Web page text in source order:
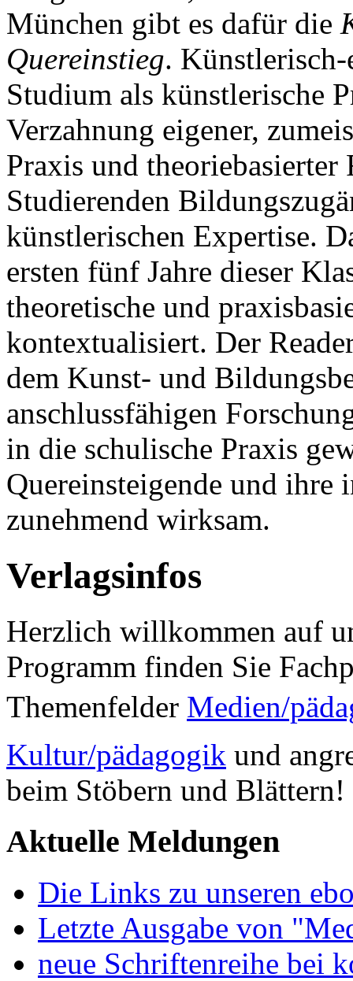
München gibt es dafür die
Quereinstieg.
Studium als künstlerische
Verzahnung eigener,
Praxis und
Studierenden
künstlerischen Expertise.
ersten fünf Jahre dieser
theoretische und
kontextualisiert. Der
dem Kunst- und
anschlussfähigen
in die schulische Praxis
Quereinsteigende und ihre
zunehmend wirksam.
Verlagsinfos
Herzlich willkommen auf
Programm finden Sie
Themenfelder Medien/
Kultur/pädagogik und
beim Stöbern und Blättern!
Aktuelle Meldungen
Die Links zu unseren
Letzte Ausgabe von
neue Schriftenreihe bei